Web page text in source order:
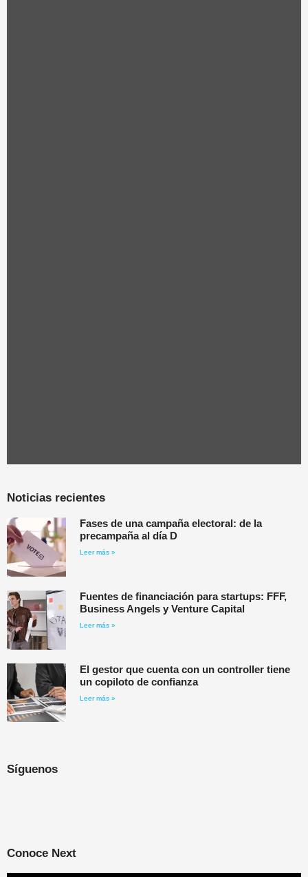
Noticias recientes
Fases de una campaña electoral: de la
precampaña al día D
Leer más »
Fuentes de financiación para startups: FFF,
Business Angels y Venture Capital
Leer más »
El gestor que cuenta con un controller tiene
un copiloto de confianza
Leer más »
Síguenos
Conoce Next